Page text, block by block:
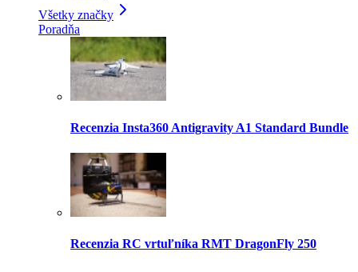
Všetky značky
Poradňa
Recenzia Insta360 Antigravity A1 Standard Bundle
Recenzia RC vrtuľníka RMT DragonFly 250